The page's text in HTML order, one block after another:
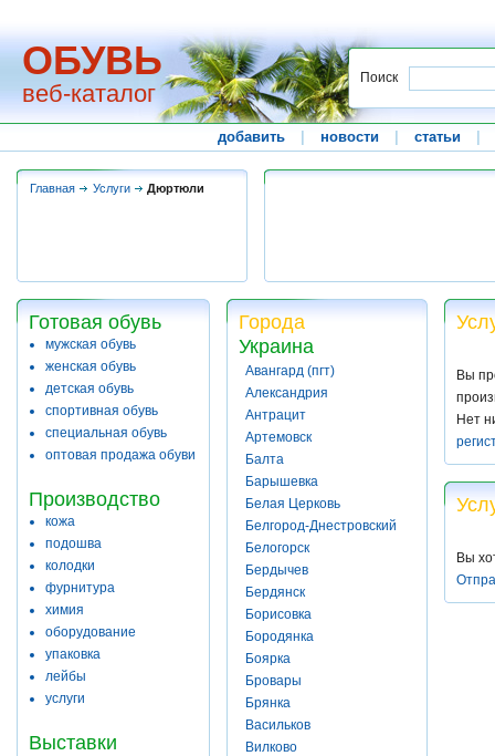
ОБУВЬ
веб-каталог
Поиск
добавить новости статьи
Главная Услуги Дюртюли
Готовая обувь
мужская обувь
женская обувь
детская обувь
спортивная обувь
специальная обувь
оптовая продажа обуви
Производство
кожа
подошва
колодки
фурнитура
химия
оборудование
упаковка
лейбы
услуги
Выставки
Города
Украина
Авангард (пгт)
Александрия
Антрацит
Артемовск
Балта
Барышевка
Белая Церковь
Белгород-Днестровский
Белогорск
Бердычев
Бердянск
Борисовка
Бородянка
Боярка
Бровары
Брянка
Васильков
Вилково
Вы
Нет
Вы